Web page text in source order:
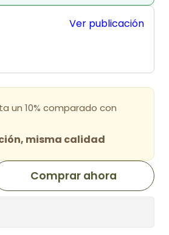
Ver publicación
un 10% comparado con
misma calidad
Comprar ahora